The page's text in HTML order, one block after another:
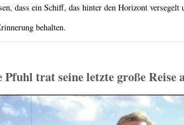
dass ein Schiff, das hinter den Horizont versegelt
behalten.
Pfuhl trat seine letzte große Reise